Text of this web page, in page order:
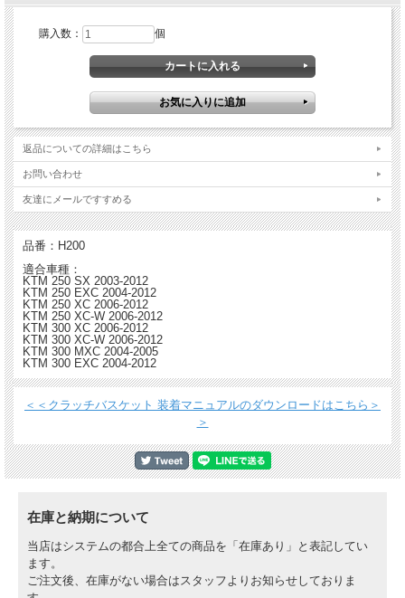
ビレットプルーフ クラッチバスケット
・ ほぼすべての有名ファクトリー・チームやライダーが使用
・ クラッチ性能と寿命が格段に向上
・ 放熱性の向上
・ 航空宇宙技術でも使用される強度の優れたT6アルミ材から削り出し、 ハードコ
ーティング加工を施すことによりノーマルに比べ5倍の耐久性を実現* (*適切なメン
テナンスが前提）
・ 加工精度が高いためクラッチを切った時はきちんと切れ、熱をあまり発しな
・ ヒンソンのクラッチ コンポーネントプレッシャープレートとインナーハブを一
緒に 使うことでクラッチジャダーを防止
購入数： 個
返品についての詳細はこちら
お問い合わせ
友達にメールですすめる
品番：H200
適合車種：
KTM 250 SX 2003-2012
KTM 250 EXC 2004-2012
KTM 250 XC 2006-2012
KTM 250 XC-W 2006-2012
KTM 300 XC 2006-2012
KTM 300 XC-W 2006-2012
KTM 300 MXC 2004-2005
KTM 300 EXC 2004-2012
＜＜クラッチバスケット 装着マニュアルのダウンロードはこちら＞
＞
在庫と納期について
当店はシステムの都合上全ての商品を「在庫あり」と表記してい
ます。
ご注文後、在庫がない場合はスタッフよりお知らせしておりま